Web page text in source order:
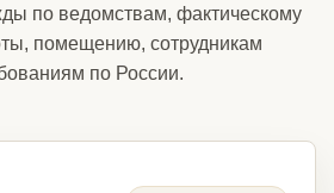
по ведомствам, фактическому
помещению, сотрудникам
по России.